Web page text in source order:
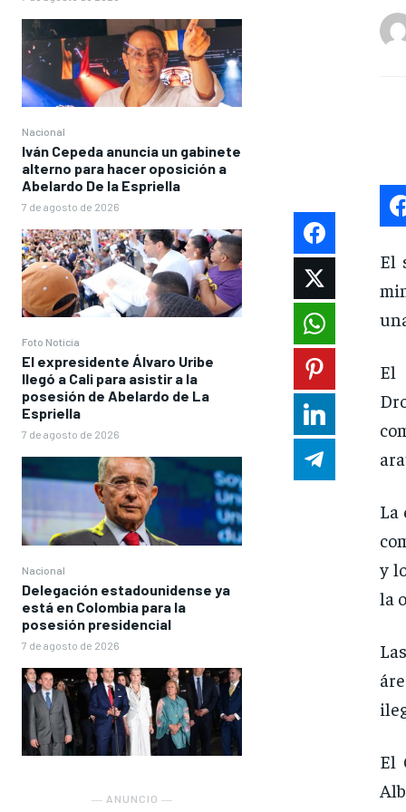
Nacional
Iván Cepeda anuncia un gabinete
alterno para hacer oposición a
Abelardo De la Espriella
7 de agosto de 2026
Foto Noticia
El expresidente Álvaro Uribe
llegó a Cali para asistir a la
posesión de Abelardo de La
Espriella
7 de agosto de 2026
Nacional
Delegación estadounidense ya
está en Colombia para la
posesión presidencial
7 de agosto de 2026
― ANUNCIO ―
El
El
La
y
la
El